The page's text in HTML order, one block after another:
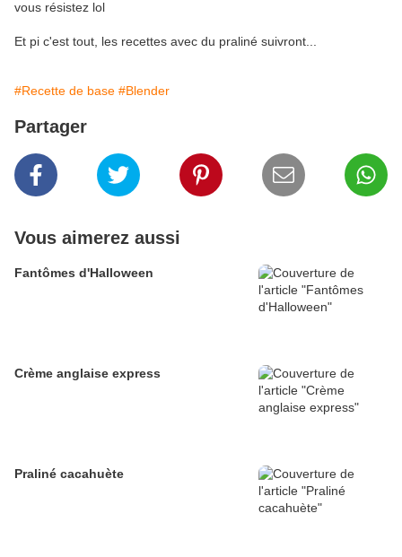
vous résistez lol
Et pi c'est tout, les recettes avec du praliné suivront...
#Recette de base #Blender
Partager
Vous aimerez aussi
Fantômes d'Halloween
Crème anglaise express
Praliné cacahuète